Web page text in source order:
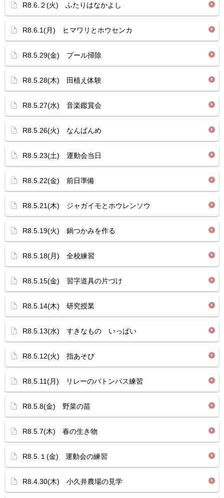
R8.6.２(火) ふたりはなかよし
R8.6.1(月) ヒマワリとホウセンカ
R8.5.29(金) プール掃除
R8.5.28(木) 田植え体験
R8.5.27(水) 音楽鑑賞会
R8.5.26(火) なんばんめ
R8.5.23(土) 運動会当日
R8.5.22(金) 前日準備
R8.5.21(木) ジャガイモとホウレンソウ
R8.5.19(火) 鍋つかみを作る
R8.5.18(月) 全校練習
R8.5.15(金) 習字道具の片づけ
R8.5.14(木) 研究授業
R8.5.13(水) すきなもの いっぱい
R8.5.12(火) 指あそび
R8.5.11(月) リレーのバトンパス練習
R8.5.8(金) 野菜の苗
R8.5.7(木) 春の生き物
R8.5.１(金) 運動会の練習
R8.4.30(木) 小久井農場の見学